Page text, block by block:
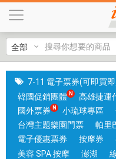
7-11 電子票券(可即買
韓國促銷團體
高雄捷運
國外票券
小琉球專區
台灣主題樂園門票
帕里
電子優惠票券
按摩券
美容 SPA 按摩
澎湖